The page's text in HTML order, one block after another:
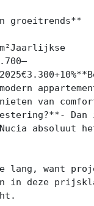
groeitrends**
van
absoluut
lang, want
in deze